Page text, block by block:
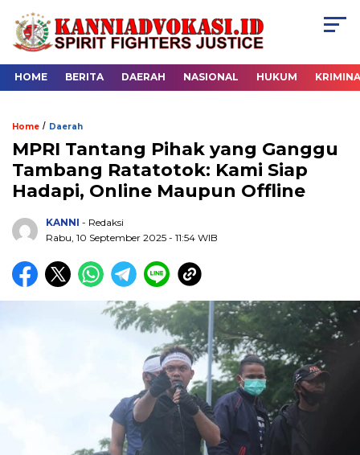
HOME BERITA DAERAH NASIONAL HUKUM
Home / Daerah
MPRI Tantang Pihak yang Ganggu
Tambang Ratatotok: Kami Siap
Hadapi, Online Maupun Offline
KANNI - Redaksi
Rabu, 10 September 2025 - 11:54 WIB